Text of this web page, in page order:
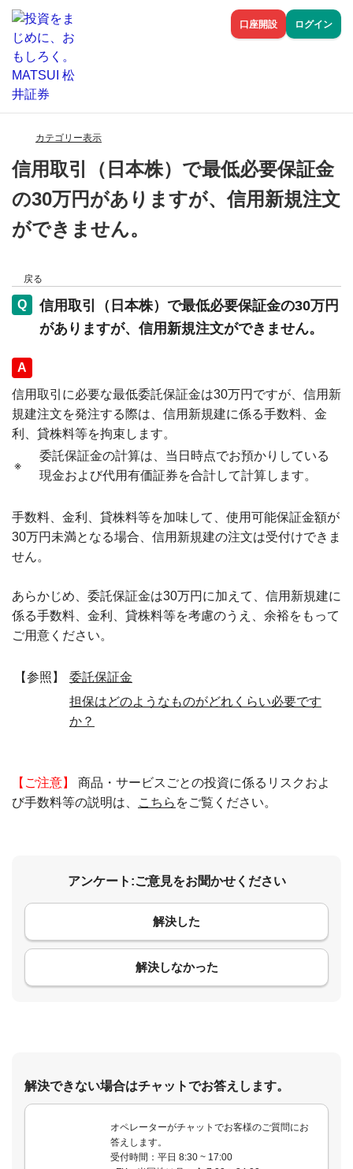
口座開設 ログイン
カテゴリー表示
信用取引（日本株）で最低必要保証金
の30万円がありますが、信用新規注文
ができません。
戻る
信用取引（日本株）で最低必要保証金の30万円
がありますが、信用新規注文ができません。
回答
信用取引に必要な最低委託保証金は30万円ですが、信用新
規建注文を発注する際は、信用新規建に係る手数料、金
利、貸株料等を拘束します。
※
委託保証金の計算は、当日時点でお預かりしている
現金および代用有価証券を合計して計算します。
手数料、金利、貸株料等を加味して、使用可能保証金額が
30万円未満となる場合、信用新規建の注文は受付けできま
せん。
あらかじめ、委託保証金は30万円に加えて、信用新規建に
係る手数料、金利、貸株料等を考慮のうえ、余裕をもって
ご用意ください。
【参照】
委託保証金
担保はどのようなものがどれくらい必要です
か？
【ご注意】
商品・サービスごとの投資に係るリスクおよ
び手数料等の説明は、
こちら をご覧ください。
アンケート:ご意見をお聞かせください
解決した
解決しなかった
コメント
解決できない場合はチャットでお答えします。
オペレーターがチャットでお客様のご質問にお
答えします。
受付時間：平日 8:30 ~ 17:00